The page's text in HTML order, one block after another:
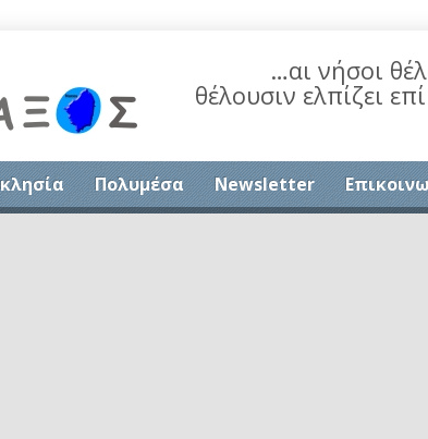
…αι νήσοι
θέλουσιν ελπίζει
Πολυμέσα Newsletter